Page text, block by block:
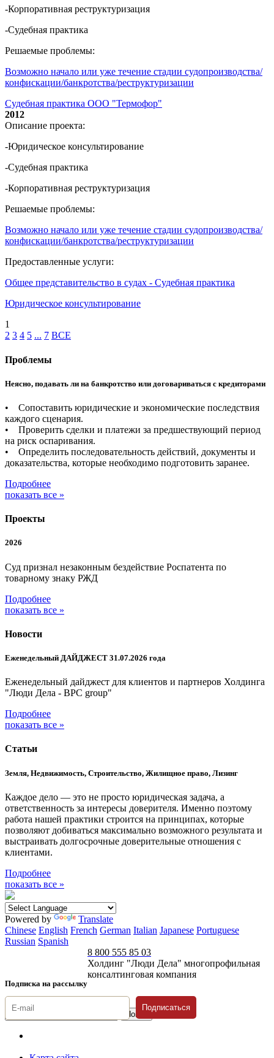
-Корпоративная реструктуризация
-Судебная практика
Решаемые проблемы:
Возможно начало или уже течение стадии судопроизводства/
конфискации/банкротства/реструктуризации
Судебная практика ООО "Термофор"
2012
Описание проекта:
-Юридическое консультирование
-Судебная практика
-Корпоративная реструктуризация
Решаемые проблемы:
Возможно начало или уже течение стадии судопроизводства/
конфискации/банкротства/реструктуризации
Предоставленные услуги:
Общее представительство в судах - Судебная практика
Юридическое консультирование
1
2 3 4 5 ... 7 ВСЕ
Проблемы
Неясно, подавать ли на банкротство или договариваться с кредиторами
• Сопоставить юридические и экономические последствия
каждого сценария.
• Проверить сделки и платежи за предшествующий период
на риск оспаривания.
• Определить последовательность действий, документы и
доказательства, которые необходимо подготовить заранее.
Подробнее
показать все »
Проекты
2026
Суд признал незаконным бездействие Роспатента по
товарному знаку РЖД
Подробнее
показать все »
Новости
Еженедельный ДАЙДЖЕСТ 31.07.2026 года
Еженедельный дайджест для клиентов и партнеров Холдинга
"Люди Дела - BPC group"
Подробнее
показать все »
Статьи
Земля, Недвижимость, Строительство, Жилищное право, Лизинг
Каждое дело — это не просто юридическая задача, а
ответственность за интересы доверителя. Именно поэтому
работа нашей практики строится на принципах, которые
позволяют добиваться максимально возможного результата и
выстраивать долгосрочные доверительные отношения с
клиентами.
Подробнее
показать все »
Powered by
Translate
Chinese English French German Italian Japanese Portuguese
Russian Spanish
Подписка на рассылку
8 800 555 85 03
Холдинг "Люди Дела" многопрофильная
консалтинговая компания
Подписаться